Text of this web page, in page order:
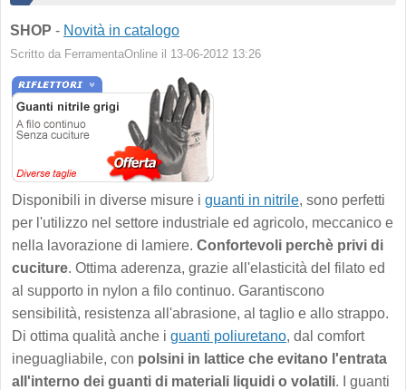
SHOP - Novità in catalogo
Scritto da FerramentaOnline il 13-06-2012 13:26
Disponibili in diverse misure i guanti in nitrile, sono perfetti
per l'utilizzo nel settore industriale ed agricolo, meccanico e
nella lavorazione di lamiere. Confortevoli perchè privi di
cuciture. Ottima aderenza, grazie all'elasticità del filato ed
al supporto in nylon a filo continuo. Garantiscono
sensibilità, resistenza all'abrasione, al taglio e allo strappo.
Di ottima qualità anche i guanti poliuretano, dal comfort
ineguagliabile, con polsini in lattice che evitano l'entrata
all'interno dei guanti di materiali liquidi o volatili. I guanti